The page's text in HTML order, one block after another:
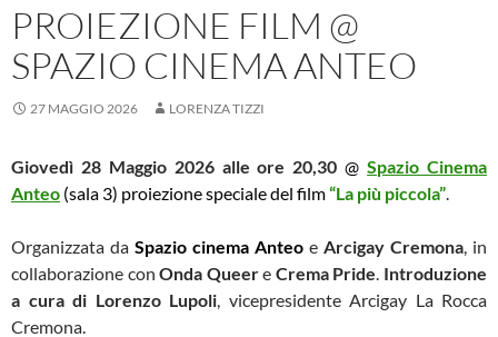
PROIEZIONE FILM @
SPAZIO CINEMA ANTEO
27 MAGGIO 2026 LORENZA TIZZI
Giovedì 28 Maggio 2026 alle ore 20,30 @Spazio Cinema
Anteo (sala 3) proiezione speciale del film“La più piccola”
Organizzata da Spazio cinema Anteo e Arcigay Cremona , in
collaborazione conOnda Queere Crema Pride Introduzione
a cura di Lorenzo Lupoli , vicepresidente Arcigay La Rocca
Cremona.